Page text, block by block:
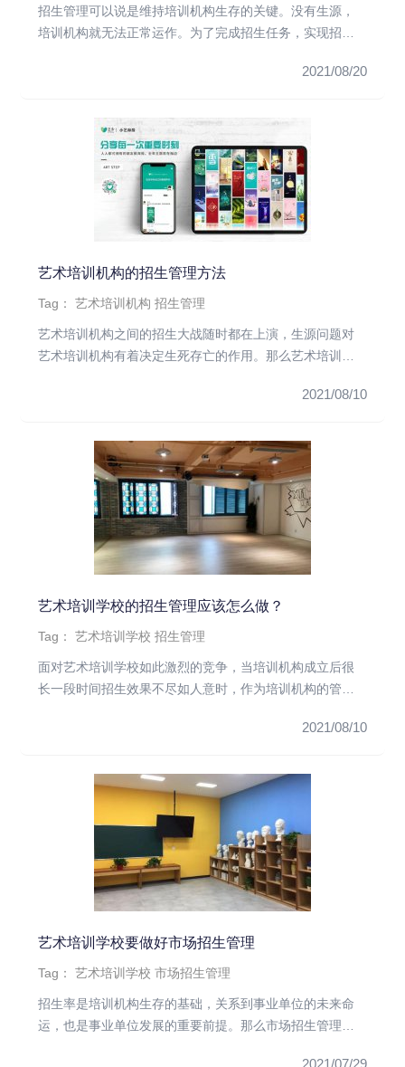
招生管理可以说是维持培训机构生存的关键。没有生源，
培训机构就无法正常运作。为了完成招生任务，实现招生
2021/08/20
艺术培训机构的招生管理方法
Tag：艺术培训机构 招生管理
艺术培训机构之间的招生大战随时都在上演，生源问题对
艺术培训机构有着决定生死存亡的作用。那么艺术培训机
2021/08/10
艺术培训学校的招生管理应该怎么做？
Tag：艺术培训学校 招生管理
面对艺术培训学校如此激烈的竞争，当培训机构成立后很
长一段时间招生效果不尽如人意时，作为培训机构的管理
2021/08/10
艺术培训学校要做好市场招生管理
Tag：艺术培训学校 市场招生管理
招生率是培训机构生存的基础，关系到事业单位的未来命
运，也是事业单位发展的重要前提。那么市场招生管理人
2021/07/29